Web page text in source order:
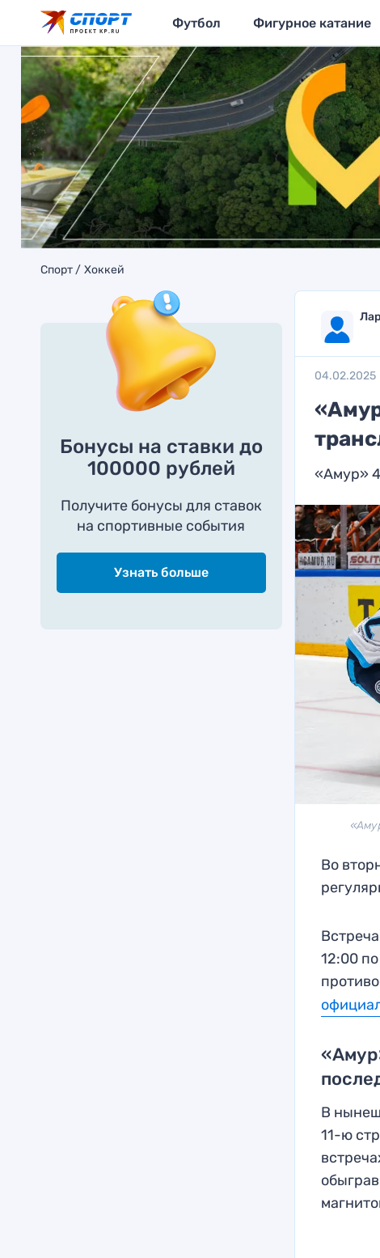
Футбол Фигурное катание
Спорт Хоккей
Бонусы на ставки до
100000 рублей
Получите бонусы для ставок
на спортивные события
Узнать больше
04.02.2025
«Амур»
Во
12:00
В
11-ю